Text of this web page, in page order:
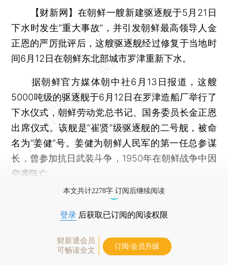
【财新网】 在朝鲜一艘新建驱逐舰于5月21日
下水时发生“重大事故”，并引发朝鲜最高领导人金
正恩的严厉批评后，这艘驱逐舰经过修复于当地时
间6月12日在朝鲜东北部城市罗津重新下水。
据朝鲜官方媒体朝中社6月13日报道，这艘
5000吨级的驱逐舰于6月12日在罗津造船厂举行了
下水仪式，朝鲜劳动党总书记、国务委员长金正恩
出席仪式。该舰是“崔贤”级驱逐舰的二号舰，被命
名为“姜健”号。姜健为朝鲜人民军的第一任总参谋
长，曾参加抗日武装斗争，1950年在朝鲜战争中因
空袭阵亡。
本文共计2278字 订阅后继续阅读
登录 后获取已订阅的阅读权限
财新通会员
可畅读全文
订阅/会员升级